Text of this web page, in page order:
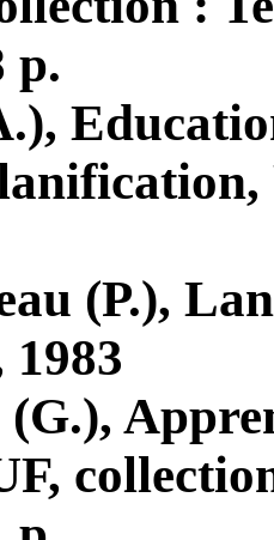
p.
(P.),
1983